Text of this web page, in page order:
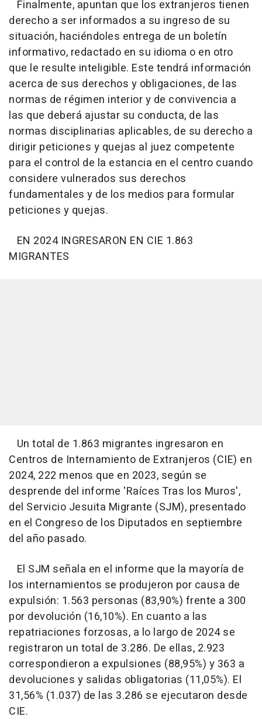
Finalmente, apuntan que los extranjeros tienen
derecho a ser informados a su ingreso de su
situación, haciéndoles entrega de un boletín
informativo, redactado en su idioma o en otro
que le resulte inteligible. Este tendrá información
acerca de sus derechos y obligaciones, de las
normas de régimen interior y de convivencia a
las que deberá ajustar su conducta, de las
normas disciplinarias aplicables, de su derecho a
dirigir peticiones y quejas al juez competente
para el control de la estancia en el centro cuando
considere vulnerados sus derechos
fundamentales y de los medios para formular
peticiones y quejas.
EN 2024 INGRESARON EN CIE 1.863
MIGRANTES
Un total de 1.863 migrantes ingresaron en
Centros de Internamiento de Extranjeros (CIE) en
2024, 222 menos que en 2023, según se
desprende del informe 'Raíces Tras los Muros',
del Servicio Jesuita Migrante (SJM), presentado
en el Congreso de los Diputados en septiembre
del año pasado.
El SJM señala en el informe que la mayoría de
los internamientos se produjeron por causa de
expulsión: 1.563 personas (83,90%) frente a 300
por devolución (16,10%). En cuanto a las
repatriaciones forzosas, a lo largo de 2024 se
registraron un total de 3.286. De ellas, 2.923
correspondieron a expulsiones (88,95%) y 363 a
devoluciones y salidas obligatorias (11,05%). El
31,56% (1.037) de las 3.286 se ejecutaron desde
CIE.